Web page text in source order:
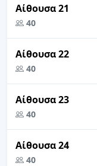
Αίθουσα 21
40
Αίθουσα 22
40
Αίθουσα 23
40
Αίθουσα 24
40